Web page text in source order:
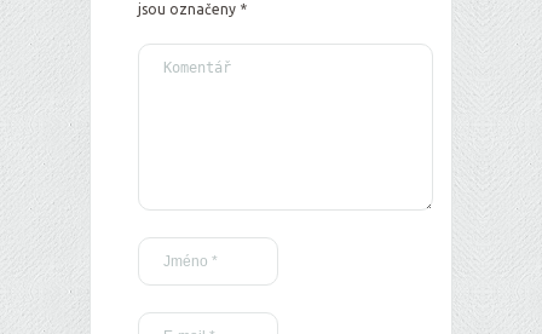
jsou označeny *